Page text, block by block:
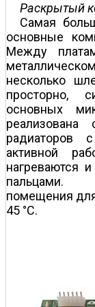
Раскрытый
Самая
основные
Между
несколько
просторно,
основных
радиаторов
активной
нагреваются
пальцами.
помещения
45 °C.